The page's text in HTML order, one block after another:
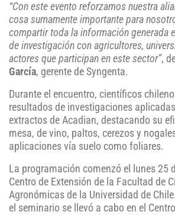
“Con este evento reforzamos nuestra
cosa sumamente importante para
compartir toda la información generada
de investigación con agricultores,
actores que participan en este sector”,
García, gerente de Syngenta.
Durante el encuentro, científicos
resultados de investigaciones
extractos de Acadian, destacando su
mesa, de vino, paltos, cerezos y
aplicaciones vía suelo como foliares.
La programación comenzó el lunes 25
Centro de Extensión de la Facultad de
Agronómicas de la Universidad de
el seminario se llevó a cabo en el